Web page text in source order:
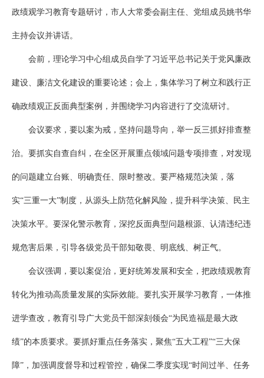
政绩观学习教育专题研讨，市人大常委会副主任、党组成员姚书华
主持会议并讲话。
会前，理论学习中心组成员自学了习近平总书记关于党风廉政
建设、廉洁文化建设的重要论述；会上，集体学习了树立和践行正
确政绩观正反面典型案例，并围绕学习内容进行了交流研讨。
会议要求，要以案为戒，坚持问题导向，举一反三抓好排查整
治。要抓实自查自纠，在全区开展重点领域问题专项排查，对发现
的问题建立台账、明确责任、限时整改。要严格规范决策，落
实“三重一大”制度，从源头上防范化解风险，提升科学决策、民主
决策水平。要深化警示教育，深挖反面典型问题根源、认清违纪违
规危害后果，引导各级党员干部知敬畏、明底线、树正气。
会议强调，要以案促治，更好统筹发展和安全，把政绩观教育
转化为推动高质量发展的实际效能。要扎实开展学习教育，一体推
进学查改，教育引导广大党员干部深刻领会“为民造福是最大政
绩”的本质要求。要抓好重点任务落实，聚焦“五大工程”“三大保
障”，加强调度督导和过程管控，确保二季度实现“时间过半、任务